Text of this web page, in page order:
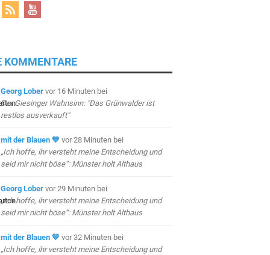
KOMMENTARE
Georg Lober vor 16 Minuten bei
Der Giesinger Wahnsinn: "Das Grünwalder ist
restlos ausverkauft"
mit der Blauen 💙 vor 28 Minuten bei
„Ich hoffe, ihr versteht meine Entscheidung und
seid mir nicht böse“: Münster holt Althaus
Georg Lober vor 29 Minuten bei
„Ich hoffe, ihr versteht meine Entscheidung und
seid mir nicht böse“: Münster holt Althaus
mit der Blauen 💙 vor 32 Minuten bei
„Ich hoffe, ihr versteht meine Entscheidung und